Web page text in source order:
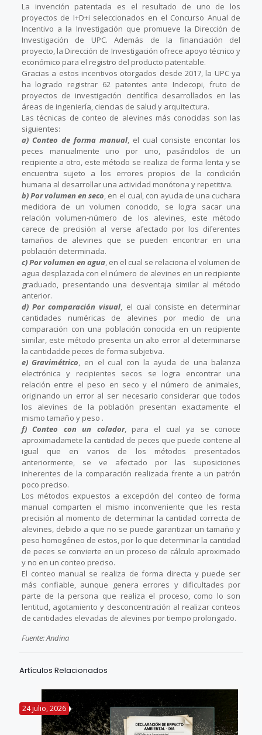
La invención patentada es el resultado de uno de los
proyectos de I+D+i seleccionados en el Concurso Anual de
Incentivo a la Investigación que promueve la Dirección de
Investigación de UPC. Además de la financiación del
proyecto, la Dirección de Investigación ofrece apoyo técnico y
económico para el registro del producto patentable.
Gracias a estos incentivos otorgados desde 2017, la UPC ya
ha logrado registrar 62 patentes ante Indecopi, fruto de
proyectos de investigación científica desarrollados en las
áreas de ingeniería, ciencias de salud y arquitectura.
Las técnicas de conteo de alevines más conocidas son las
siguientes:
a) Conteo de forma manual, el cual consiste encontar los
peces manualmente uno por uno, pasándolos de un
recipiente a otro, este método se realiza de forma lenta y se
encuentra sujeto a los errores propios de la condición
humana al desarrollar una actividad monótona y repetitiva.
b) Por volumen en seco, en el cual, con ayuda de una cuchara
medidora de un volumen conocido, se logra sacar una
relación volumen-número de los alevines, este método
carece de precisión al verse afectado por los diferentes
tamaños de alevines que se pueden encontrar en una
población determinada.
c) Por volumen en agua, en el cual se relaciona el volumen de
agua desplazada con el número de alevines en un recipiente
graduado, presentando una desventaja similar al método
anterior.
d) Por comparación visual, el cual consiste en determinar
cantidades numéricas de alevines por medio de una
comparación con una población conocida en un recipiente
similar, este método presenta un alto error al determinarse
la cantidadde peces de forma subjetiva.
e) Gravimétrico, en el cual con la ayuda de una balanza
electrónica y recipientes secos se logra encontrar una
relación entre el peso en seco y el número de animales,
originando un error al ser necesario considerar que todos
los alevines de la población presentan exactamente el
mismo tamaño y peso .
f) Conteo con un colador, para el cual ya se conoce
aproximadamete la cantidad de peces que puede contene al
igual que en varios de los métodos presentados
anteriormente, se ve afectado por las suposiciones
inherentes de la comparación realizada frente a un patrón
poco preciso.
Los métodos expuestos a excepción del conteo de forma
manual comparten el mismo inconveniente que les resta
precisión al momento de determinar la cantidad correcta de
alevines, debido a que no se puede garantizar un tamaño y
peso homogéneo de estos, por lo que determinar la cantidad
de peces se convierte en un proceso de cálculo aproximado
y no en un conteo preciso.
El conteo manual se realiza de forma directa y puede ser
más confiable, aunque genera errores y dificultades por
parte de la persona que realiza el proceso, como lo son
lentitud, agotamiento y desconcentración al realizar conteos
de cantidades elevadas de alevines por tiempo prolongado.
Fuente: Andina
Artículos Relacionados
24 julio, 2026